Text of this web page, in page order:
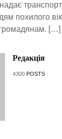
похилого
[…]
Редакція
4300 POSTS